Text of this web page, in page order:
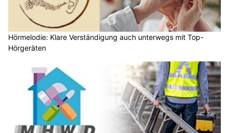
Hörmelodie: Klare Verständigung auch unterwegs mit Top-
Hörgeräten